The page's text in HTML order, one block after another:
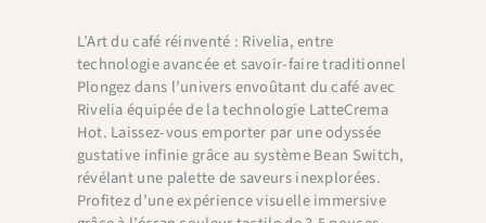
L’Art du café réinventé : Rivelia, entre
technologie avancée et savoir-faire traditionnel
Plongez dans l’univers envoûtant du café avec
Rivelia équipée de la technologie LatteCrema
Hot. Laissez-vous emporter par une odyssée
gustative infinie grâce au système Bean Switch,
révélant une palette de saveurs inexplorées.
Profitez d’une expérience visuelle immersive